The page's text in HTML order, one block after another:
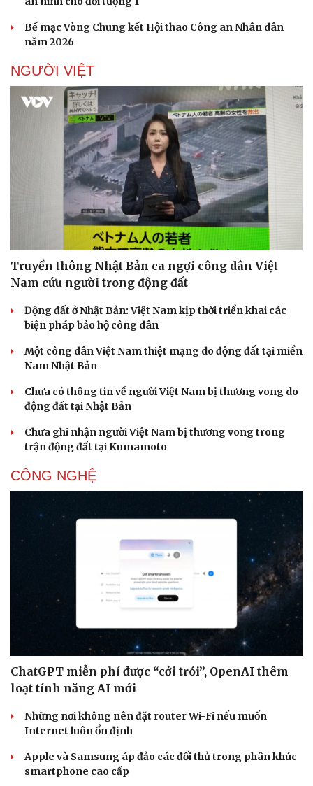
Doanh nhân
Vì cộng đồng
Trải nghiệm
Bế mạc Vòng Chung kết Hội thao Công an Nhân dân
năm 2026
NGƯỜI VIỆT
Truyền thông Nhật Bản ca ngợi công dân Việt
Nam cứu người trong động đất
Động đất ở Nhật Bản: Việt Nam kịp thời triển khai các
biện pháp bảo hộ công dân
Một công dân Việt Nam thiệt mạng do động đất tại miền
Nam Nhật Bản
Chưa có thông tin về người Việt Nam bị thương vong do
động đất tại Nhật Bản
Chưa ghi nhận người Việt Nam bị thương vong trong
trận động đất tại Kumamoto
CÔNG NGHỆ
ChatGPT miễn phí được “cởi trói”, OpenAI thêm
loạt tính năng AI mới
Những nơi không nên đặt router Wi-Fi nếu muốn
Internet luôn ổn định
Apple và Samsung áp đảo các đối thủ trong phân khúc
smartphone cao cấp